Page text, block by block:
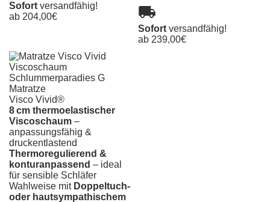
Sleep
Best
Premium
25+
VARIO
Sofort versandfähig!
ab 204,00€
Sofort versandfähig!
ab 239,00€
Matratze
Visco Vivid®
8 cm thermoelastischer
Viscoschaum –
anpassungsfähig &
druckentlastend
Thermoregulierend &
konturanpassend – ideal
für sensible Schläfer
Wahlweise mit Doppeltuch-
oder hautsympathischem